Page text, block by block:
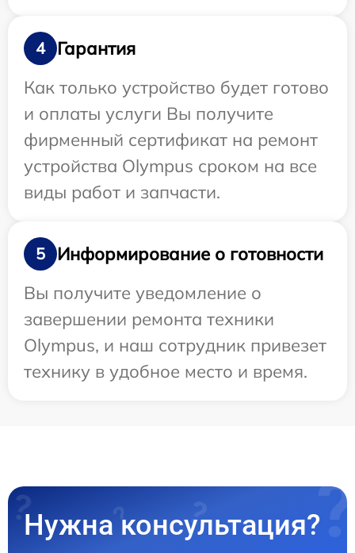
4
Гарантия
Как только устройство будет готово
и оплаты услуги Вы получите
фирменный сертификат на ремонт
устройства Olympus сроком на все
виды работ и запчасти.
5
Информирование о готовности
Вы получите уведомление о
завершении ремонта техники
Olympus, и наш сотрудник привезет
технику в удобное место и время.
Нужна консультация?